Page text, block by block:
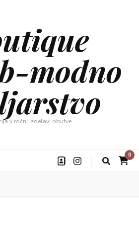
modno
v ročni izdelavi obutve
0